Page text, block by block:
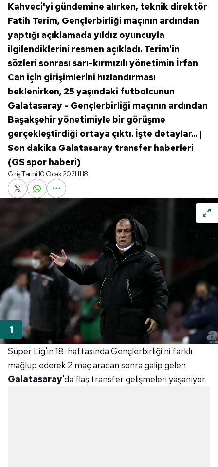
Kahveci'yi gündemine alırken, teknik direktör
Fatih Terim, Gençlerbirliği maçının ardından
yaptığı açıklamada yıldız oyuncuyla
ilgilendiklerini resmen açıkladı. Terim'in
sözleri sonrası sarı-kırmızılı yönetimin İrfan
Can için girişimlerini hızlandırması
beklenirken, 25 yaşındaki futbolcunun
Galatasaray - Gençlerbirliği maçının ardından
Başakşehir yönetimiyle bir görüşme
gerçekleştirdiği ortaya çıktı. İşte detaylar... |
Son dakika Galatasaray transfer haberleri
(GS spor haberi)
Giriş Tarihi:10 Ocak 2021 11:18
Süper Lig'in 18. haftasında Gençlerbirliği'ni farklı
mağlup ederek 2 maç aradan sonra galip gelen
Galatasaray'da flaş transfer gelişmeleri yaşanıyor.